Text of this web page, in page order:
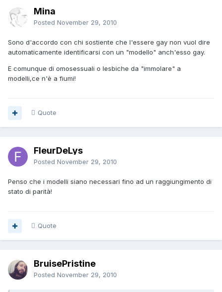
Mina
Posted November 29, 2010
Sono d'accordo con chi sostiente che l'essere gay non vuol dire
automaticamente identificarsi con un "modello" anch'esso gay.
E comunque di omosessuali o lesbiche da "immolare" a
modelli,ce n'è a fiumi!
Quote
FleurDeLys
Posted November 29, 2010
Penso che i modelli siano necessari fino ad un raggiungimento di
stato di parità!
Quote
BruisePristine
Posted November 29, 2010